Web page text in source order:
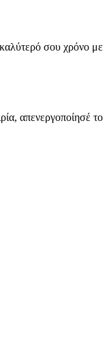
σου χρόνο με
απενεργοποίησέ το